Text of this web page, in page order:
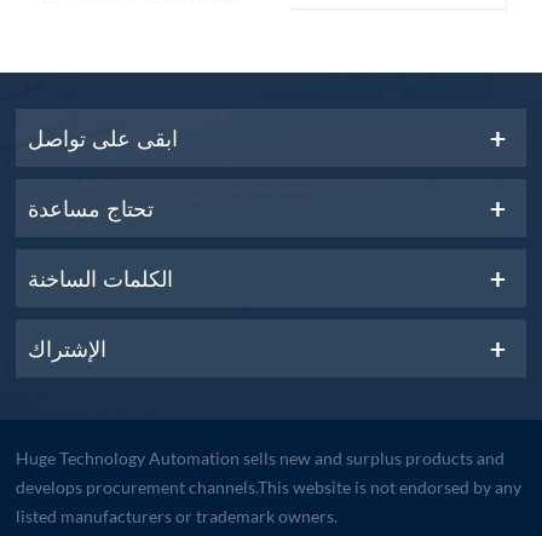
ابقى على تواصل
تحتاج مساعدة
الكلمات الساخنة
الإشتراك
Huge Technology Automation sells new and surplus products and
develops procurement channels.This website is not endorsed by any
listed manufacturers or trademark owners.